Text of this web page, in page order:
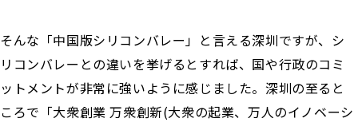
そんな「中国版シリコンバレー」と言える深圳ですが、シ
リコンバレーとの違いを挙げるとすれば、国や行政のコミ
ットメントが非常に強いように感じました。深圳の至ると
ころで「大衆創業 万衆創新(大衆の起業、万人のイノベーシ